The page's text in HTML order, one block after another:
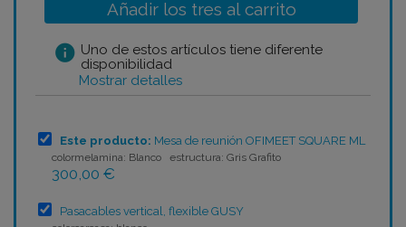
Añadir los tres al carrito
info Uno de estos artículos tiene diferente
disponibilidad
Mostrar detalles
Este producto: Mesa de reunión OFIMEET SQUARE ML
colormelamina: Blanco estructura: Gris Grafito
300,00 €
Pasacables vertical, flexible GUSY